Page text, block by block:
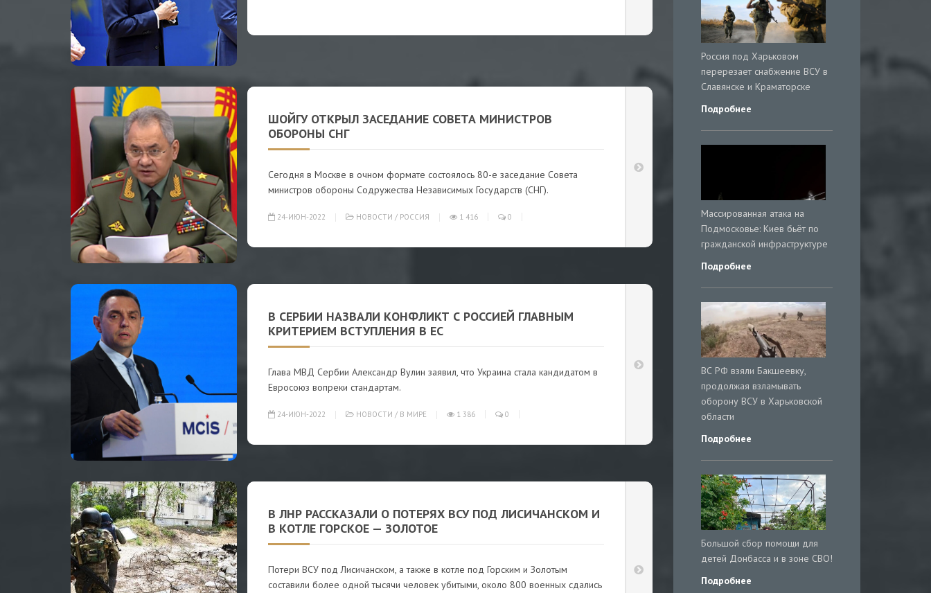
ШОЙГУ ОТКРЫЛ ЗАСЕДАНИЕ СОВЕТА МИНИСТРОВ
ОБОРОНЫ СНГ
Сегодня в Москве в очном формате состоялось 80-е заседание Совета
министров обороны Содружества Независимых Государств (СНГ).
24-ИЮН-2022 НОВОСТИ / РОССИЯ 1 416 0
В СЕРБИИ НАЗВАЛИ КОНФЛИКТ С РОССИЕЙ ГЛАВНЫМ
КРИТЕРИЕМ ВСТУПЛЕНИЯ В ЕС
Глава МВД Сербии Александр Вулин заявил, что Украина стала кандидатом в
Евросоюз вопреки стандартам.
24-ИЮН-2022 НОВОСТИ / В МИРЕ 1 386 0
В ЛНР РАССКАЗАЛИ О ПОТЕРЯХ ВСУ ПОД ЛИСИЧАНСКОМ И
В КОТЛЕ ГОРСКОЕ — ЗОЛОТОЕ
Потери ВСУ под Лисичанском, а также в котле под Горским и Золотым
составили более одной тысячи человек убитыми, около 800 военных сдались
Россия под Харьковом
перерезает снабжение ВСУ в
Славянске и Краматорске
Подробнее
Массированная атака на
Подмосковье: Киев бьёт по
гражданской инфраструктуре
Подробнее
ВС РФ взяли Бакшеевку,
продолжая взламывать
оборону ВСУ в Харьковской
области
Подробнее
Большой сбор помощи для
детей Донбасса и в зоне СВО!
Подробнее